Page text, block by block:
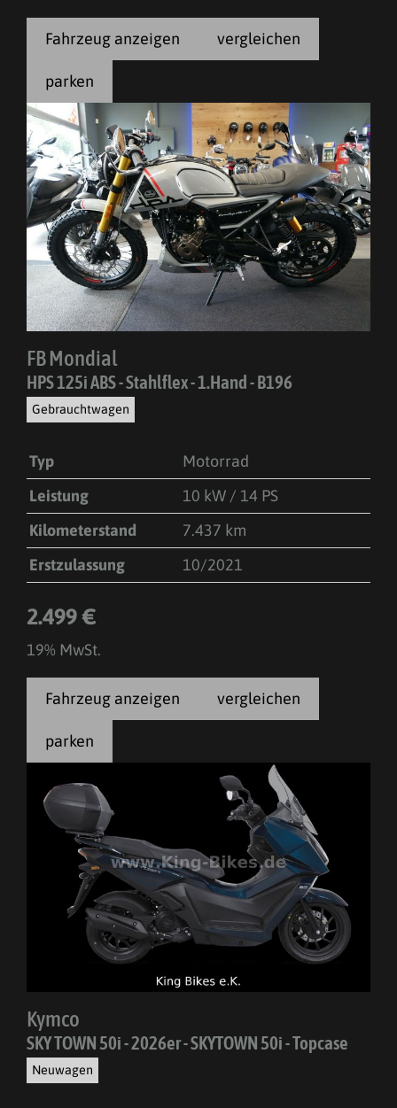
Fahrzeug anzeigen vergleichen
parken
FB Mondial
HPS 125i ABS - Stahlflex - 1.Hand - B196
Gebrauchtwagen
Typ
Motorrad
Leistung
10 kW / 14 PS
Kilometerstand
7.437 km
Erstzulassung
10/2021
2.499 €
19% MwSt.
Fahrzeug anzeigen vergleichen
parken
Kymco
SKY TOWN 50i - 2026er - SKYTOWN 50i - Topcase
Neuwagen